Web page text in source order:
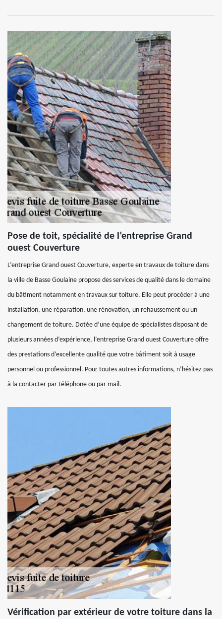
Pose de toit, spécialité de l’entreprise Grand
ouest Couverture
L’entreprise Grand ouest Couverture, experte en travaux de toiture dans
la ville de Basse Goulaine propose des services de qualité dans le domaine
du bâtiment notamment en travaux sur toiture. Elle peut procéder à une
installation, une réparation, une rénovation, un rehaussement ou un
changement de toiture. Dotée d’une équipe de spécialistes disposant de
plusieurs années d’expérience, l’entreprise Grand ouest Couverture offre
des prestations d’excellente qualité que votre bâtiment soit à usage
personnel ou professionnel. Pour toutes autres informations, n’hésitez pas
à la contacter par téléphone ou par mail.
Vérification par extérieur de votre toiture dans la